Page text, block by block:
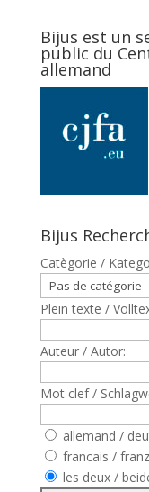
Bijus est un
public du
allemand
Bijus
Catègorie /
Plein texte /
Auteur / Autor:
Mot clef /
allemand /
francais /
les deux /